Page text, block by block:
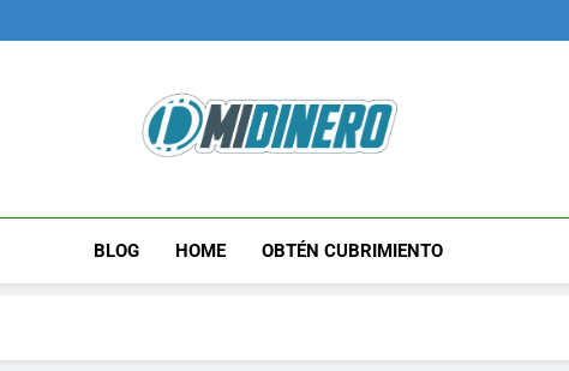
Midinero.co
BLOG HOME OBTÉN CUBRIMIENTO